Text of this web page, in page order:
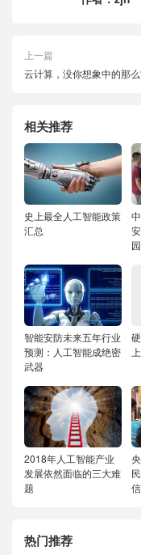
上一篇
云计算，没你想象中的那么
相关推荐
史上最全人工智能政策
汇总
智能安防未来五年行业
预测：人工智能成绝密
武器
2018年人工智能产业
发展依然面临的三大难
题
热门推荐